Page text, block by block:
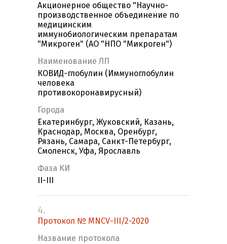
Акционерное общество "Научно-
производственное объединение по
медицинским
иммунобиологическим препаратам
"Микроген" (АО "НПО "Микроген")
Наименование ЛП
КОВИД-глобулин (Иммуноглобулин
человека
противокоронавирусный)
Города
Екатеринбург, Жуковский, Казань,
Краснодар, Москва, Оренбург,
Рязань, Самара, Санкт-Петербург,
Смоленск, Уфа, Ярославль
Фаза КИ
II-III
4.
Протокол № MNCV-III/2-2020
Название протокола